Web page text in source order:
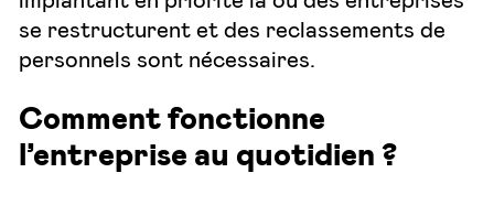
se restructurent et des reclassements de
personnels sont nécessaires.
Comment fonctionne
l’entreprise au quotidien ?